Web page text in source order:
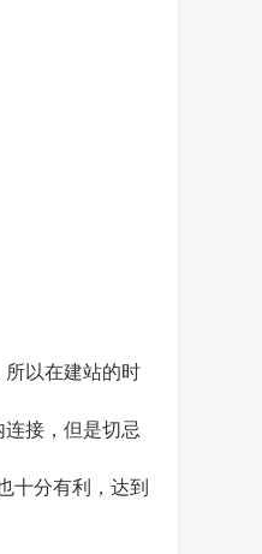
以在建站的时
接，但是切忌
十分有利，达到